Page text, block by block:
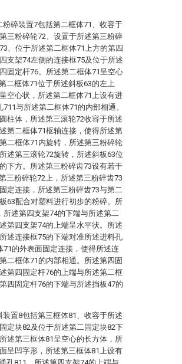
碎装置7包括第二框体71、收容于
三粉碎轮72、设置于所述第三粉碎
、位于所述第二框体71上方的第四
支架74左侧的连接框75及位于所述
固定杆76。所述第二框体71呈空心
二框体71位于所述斜板63的左上
空心状，所述第二框体71上设有进
与所述第二框体71的内部相通。
柱体，所述第三滚轮72收容于所述
第二框体71枢轴连接，使得所述第
二框体71内旋转，所述第三粉碎轮
述第三滚轮72旋转，所述斜板63位
下方。所述第三粉碎齿73设有若干
三粉碎轮72上，所述第三粉碎齿73
定连接，所述第三粉碎齿73与第二
63配合对塑料进行初步的粉碎。所
所述第四支架74的下端与所述第二
第四支架74的上端呈水平状。所述
述连接框75的下端对准所述进料孔
71的外表面固定连接，使得所述连
二框体71的内部相通。所述第四固
第四固定杆76的上端与所述第二框
四固定杆76的下端与所述挡板47的
置8包括第三框体81、收容于所述
定块82及位于所述第二固定块82下
述第三框体81呈空心的长方体，所
呈凹字形，所述第三框体81上设有